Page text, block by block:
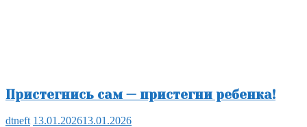
Пристегнись сам — пристегни ребенка!
dtneft 13.01.202613.01.2026